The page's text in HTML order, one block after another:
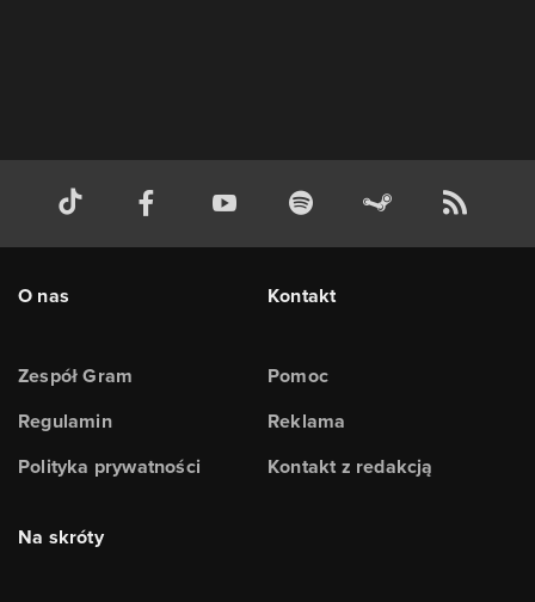
O nas
Zespół Gram
Regulamin
Polityka prywatności
Kontakt
Pomoc
Reklama
Kontakt z redakcją
Na skróty